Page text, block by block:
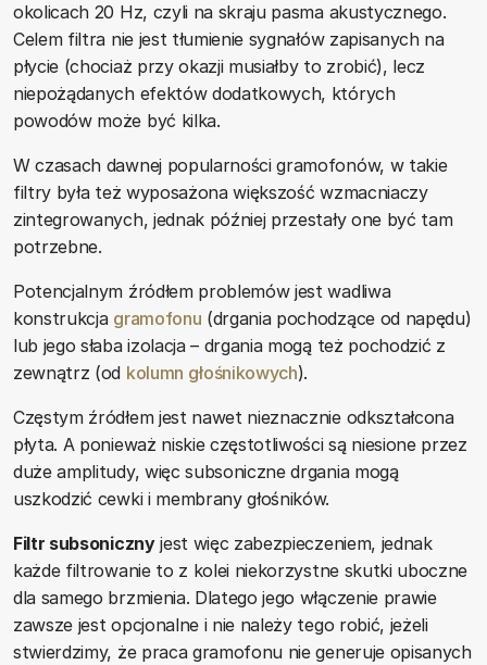
okolicach 20 Hz, czyli na skraju pasma akustycznego.
Celem filtra nie jest tłumienie sygnałów zapisanych na
płycie (chociaż przy okazji musiałby to zrobić), lecz
niepożądanych efektów dodatkowych, których
powodów może być kilka.
W czasach dawnej popularności gramofonów, w takie
filtry była też wyposażona większość wzmacniaczy
zintegrowanych, jednak później przestały one być tam
potrzebne.
Potencjalnym źródłem problemów jest wadliwa
konstrukcja gramofonu (drgania pochodzące od napędu)
lub jego słaba izolacja – drgania mogą też pochodzić z
zewnątrz (od kolumn głośnikowych).
Częstym źródłem jest nawet nieznacznie odkształcona
płyta. A ponieważ niskie częstotliwości są niesione przez
duże amplitudy, więc subsoniczne drgania mogą
uszkodzić cewki i membrany głośników.
Filtr subsonicznyjest więc zabezpieczeniem, jednak
każde filtrowanie to z kolei niekorzystne skutki uboczne
dla samego brzmienia. Dlatego jego włączenie prawie
zawsze jest opcjonalne i nie należy tego robić, jeżeli
stwierdzimy, że praca gramofonu nie generuje opisanych